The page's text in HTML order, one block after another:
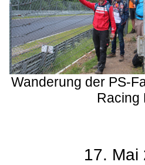
Wanderung der PS-
Racing
17. Mai